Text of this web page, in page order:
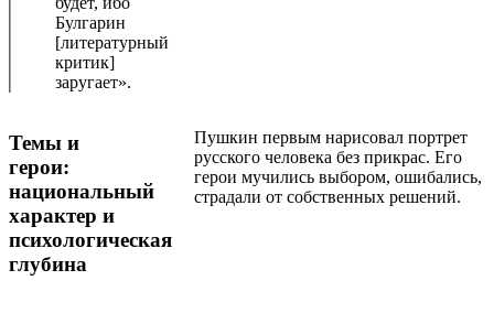
Булгарин
[литературный
критик]
заругает».
Темы и
герои:
национальный
характер и
психологическая
глубина
Пушкин первым нарисовал портрет
русского человека без прикрас. Его
герои мучились выбором, ошибались,
страдали от собственных решений.